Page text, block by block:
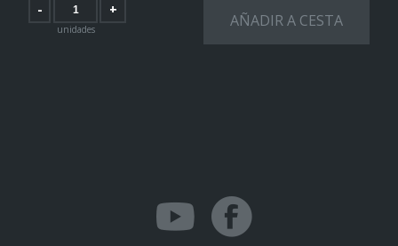
-
unidades
+
AÑADIR A CESTA